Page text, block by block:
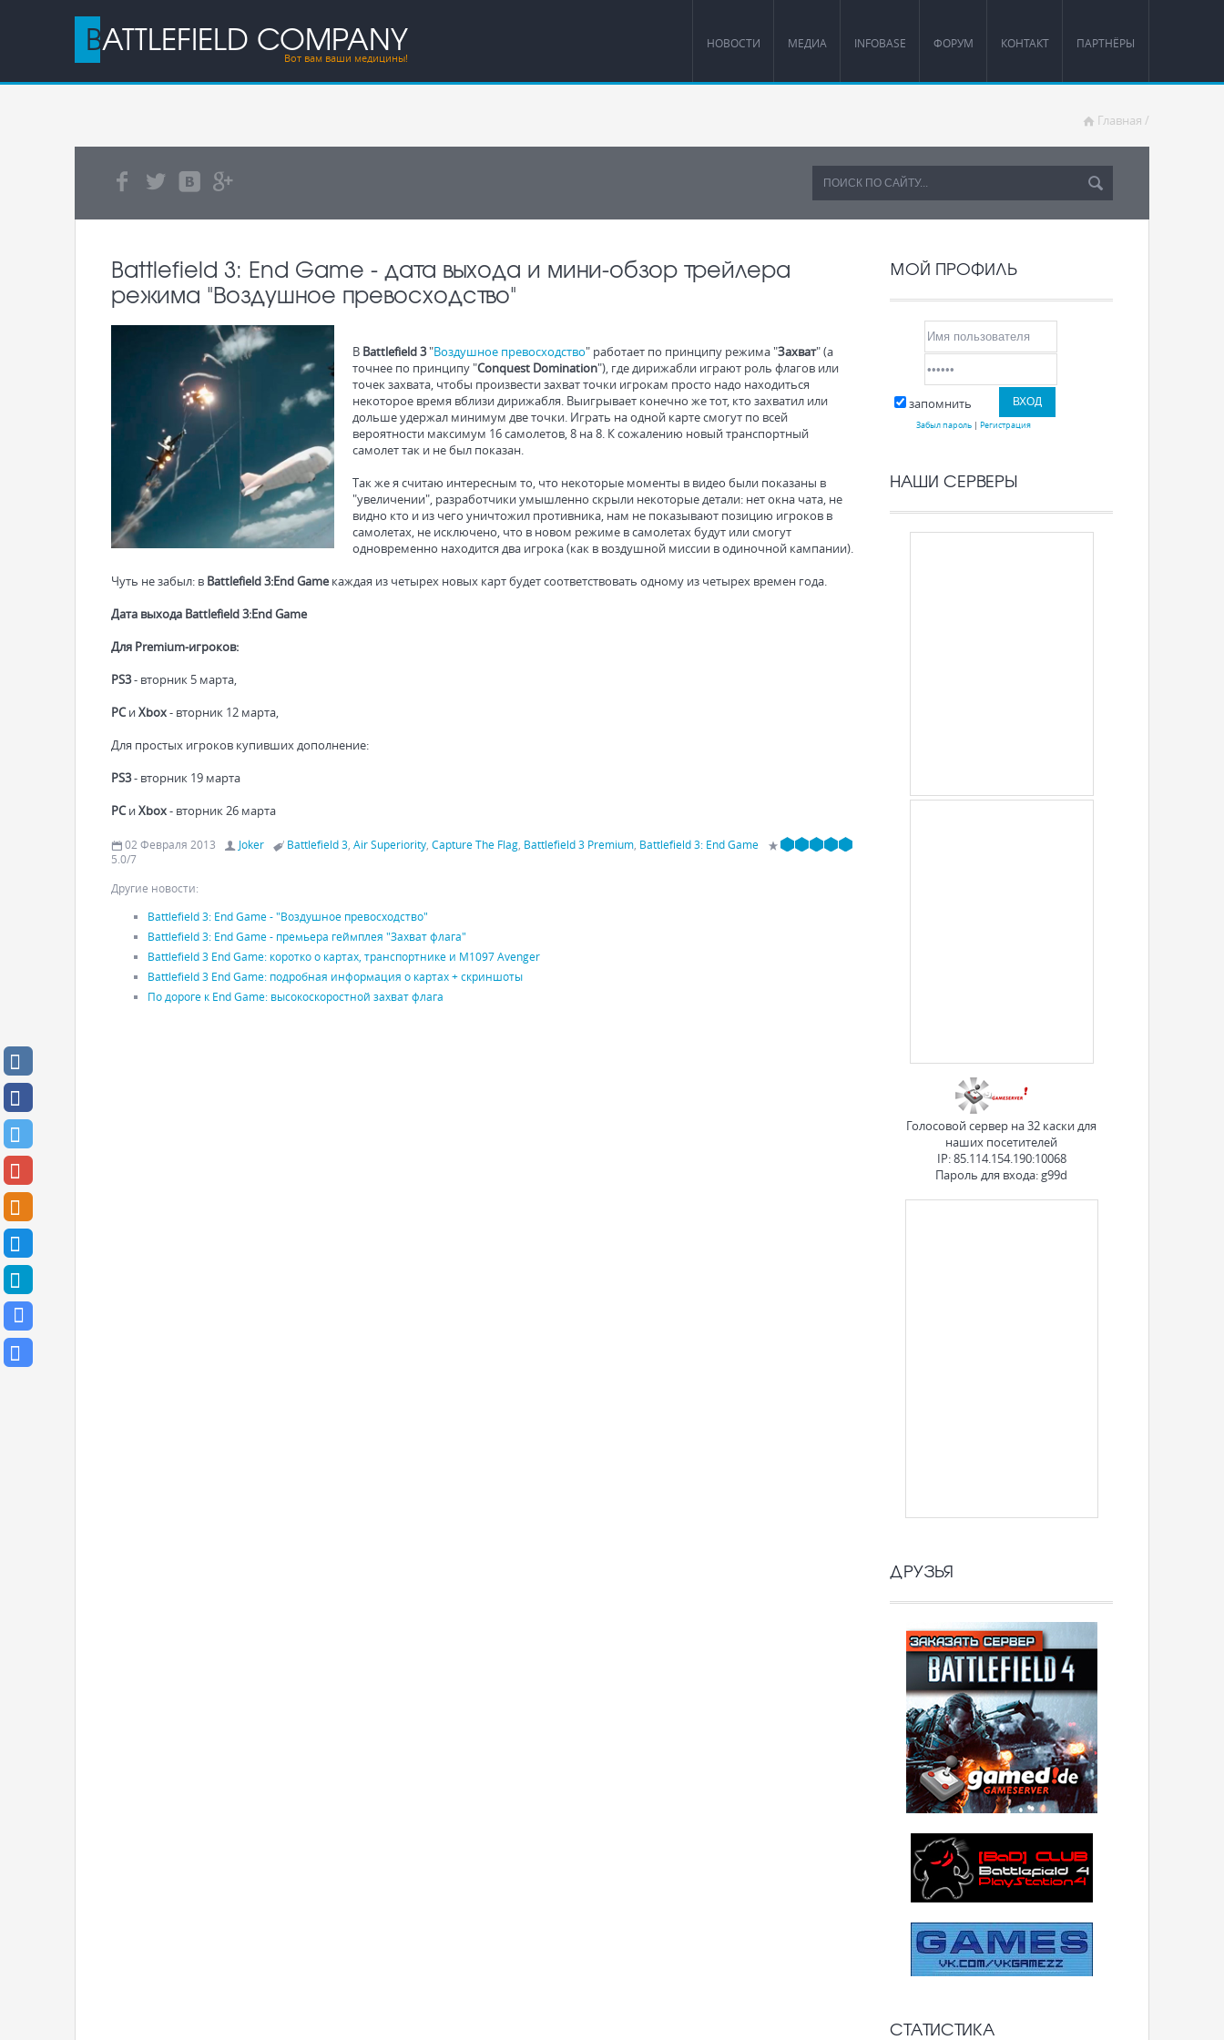
BATTLEFIELD COMPANY
Вот вам ваши медицины!
НОВОСТИ МЕДИА INFOBASE ФОРУМ КОНТАКТ ПАРТНЁРЫ
Главная /
Battlefield 3: End Game - дата выхода и мини-обзор трейлера
режима "Воздушное превосходство"
В Battlefield 3"Воздушное превосходство" работает по принципу режима "Захват" (а
точнее по принципу "Conquest Domination"), где дирижабли играют роль флагов или
точек захвата, чтобы произвести захват точки игрокам просто надо находиться
некоторое время вблизи дирижабля. Выигрывает конечно же тот, кто захватил или
дольше удержал минимум две точки. Играть на одной карте смогут по всей
вероятности максимум 16 самолетов, 8 на 8. К сожалению новый транспортный
самолет так и не был показан.
Так же я считаю интересным то, что некоторые моменты в видео были показаны в
"увеличении", разработчики умышленно скрыли некоторые детали: нет окна чата, не
видно кто и из чего уничтожил противника, нам не показывают позицию игроков в
самолетах, не исключено, что в новом режиме в самолетах будут или смогут
одновременно находится два игрока (как в воздушной миссии в одиночной кампании).
Чуть не забыл: в Battlefield 3:End Gameкаждая из четырех новых карт будет соответствовать одному из четырех времен года.
Дата выхода Battlefield 3:End Game
Для Premium-игроков:
PS3- вторник 5 марта,
PCиXbox- вторник 12 марта,
Для простых игроков купивших дополнение:
PS3- вторник 19 марта
PCиXbox- вторник 26 марта
02 Февраля 2013 Joker Battlefield 3 Air Superiority Capture The Flag Battlefield 3 Premium Battlefield 3: End Game
5.0/7
Другие новости:
Battlefield 3: End Game - "Воздушное превосходство"
Battlefield 3: End Game - премьера геймплея "Захват флага"
Battlefield 3 End Game: коротко о картах, транспортнике и M1097 Avenger
Battlefield 3 End Game: подробная информация о картах + скриншоты
По дороге к End Game: высокоскоростной захват флага
МОЙ ПРОФИЛЬ
запомнить
Забыл пароль| Регистрация
НАШИ СЕРВЕРЫ
Голосовой сервер на 32 каски для
наших посетителей
IP: 85.114.154.190:10068
Пароль для входа: g99d
ДРУЗЬЯ
СТАТИСТИКА